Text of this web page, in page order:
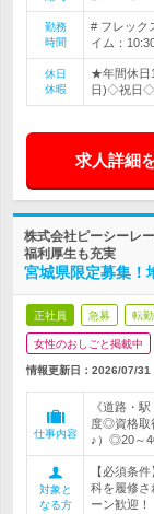
勤務
時間
# フレック
イム：
休日
休暇
★年間休日
日)◇祝日
求人詳細
株式会社ピーシーレ
福利厚生も充実
宮城県限定募集！
正社員 急募 転
女性のおしごと掲載中
情報更新日：2026/07/31
仕事内容
《道路・
度◎資格取
♪）◎20～
対象と
なる方
【必須条
科を履修
ーン歓迎！